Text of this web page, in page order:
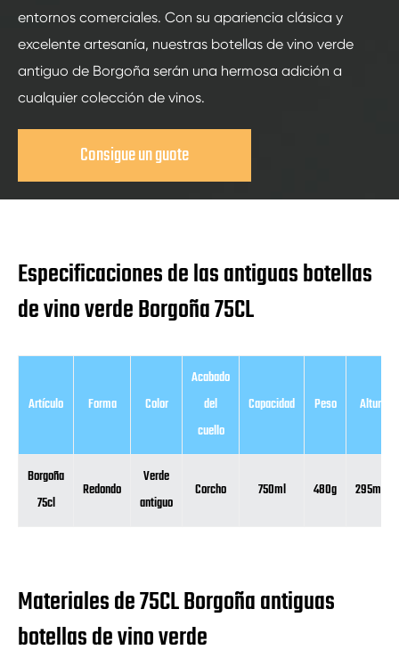
entornos comerciales. Con su apariencia clásica y
excelente artesanía, nuestras botellas de vino verde
antiguo de Borgoña serán una hermosa adición a
cualquier colección de vinos.
Consigue un guote
Especificaciones de las antiguas botellas
de vino verde Borgoña 75CL
Artículo Forma Color
Acabado
del
cuello
Capacidad Peso Altura
Borgoña
75cl
Redondo
Verde
antiguo
Corcho 750ml 480g 295mm
Materiales de 75CL Borgoña antiguas
botellas de vino verde